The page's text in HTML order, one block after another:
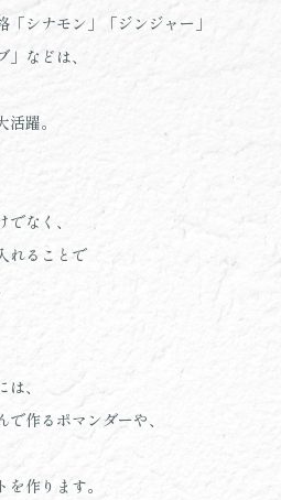
シナモン」「ジンジャー」
などは、
躍。
なく、
れることで
、
作るポマンダーや、
作ります。